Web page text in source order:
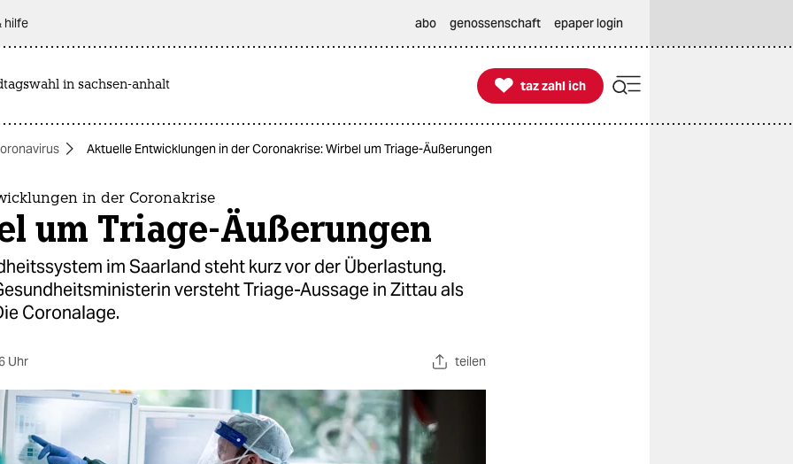
hilfe abo genossenschaft epaper login
in sachsen-anhalt 
taz zahl ich
taz zahl ich
Aktuelle Entwicklungen in der Coronakrise: Wirbel um Triage-Äußerungen
in der Coronakrise
um Triage-Äußerungen
im Saarland steht kurz vor der Überlastung.
versteht Triage-Aussage in Zittau als
Coronalage.
Uhr teilen